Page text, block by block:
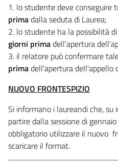
1. lo studente deve conseguire
primadalla seduta di Laurea;
2. lo studente ha la possibilità
giorni primadell'apertura
3. il relatore può confermare
primadell'apertura dell'appello
NUOVO FRONTESPIZIO
Si informano i laureandi che, su
partire dalla sessione di
obbligatorio utilizzare il nuovo
scaricare il format.